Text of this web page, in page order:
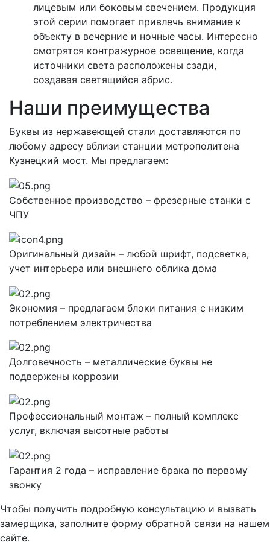
лицевым или боковым свечением. Продукция
этой серии помогает привлечь внимание к
объекту в вечерние и ночные часы. Интересно
смотрятся контражурное освещение, когда
источники света расположены сзади,
создавая светящийся абрис.
Наши преимущества
Буквы из нержавеющей стали доставляются по
любому адресу вблизи станции метрополитена
Кузнецкий мост. Мы предлагаем:
Собственное производство – фрезерные станки с
ЧПУ
Оригинальный дизайн – любой шрифт, подсветка,
учет интерьера или внешнего облика дома
Экономия – предлагаем блоки питания с низким
потреблением электричества
Долговечность – металлические буквы не
подвержены коррозии
Профессиональный монтаж – полный комплекс
услуг, включая высотные работы
Гарантия 2 года – исправление брака по первому
звонку
Чтобы получить подробную консультацию и вызвать
замерщика, заполните форму обратной связи на нашем
сайте.